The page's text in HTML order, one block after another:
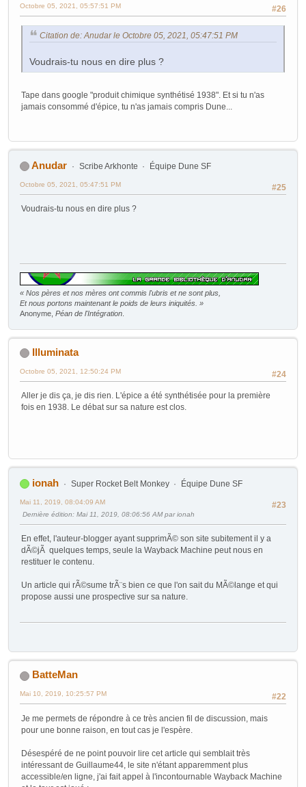
#26
Octobre 05, 2021, 05:57:51 PM
Citation de: Anudar le Octobre 05, 2021, 05:47:51 PM
Voudrais-tu nous en dire plus ?
Tape dans google "produit chimique synthétisé 1938". Et si tu n'as
jamais consommé d'épice, tu n'as jamais compris Dune...
Anudar Scribe Arkhonte Équipe Dune SF
#25
Octobre 05, 2021, 05:47:51 PM
Voudrais-tu nous en dire plus ?
« Nos pères et nos mères ont commis l'ubris et ne sont plus,
Et nous portons maintenant le poids de leurs iniquités. »
Anonyme, Péan de l'Intégration
Illuminata
#24
Octobre 05, 2021, 12:50:24 PM
Aller je dis ça, je dis rien. L'épice a été synthétisée pour la première
fois en 1938. Le débat sur sa nature est clos.
ionah Super Rocket Belt Monkey Équipe Dune SF
#23
Mai 11, 2019, 08:04:09 AM
Dernière édition: Mai 11, 2019, 08:06:56 AM par ionah
En effet, l'auteur-blogger ayant supprimÃ© son site subitement il y a
dÃ©jÃ quelques temps, seule la Wayback Machine peut nous en
restituer le contenu.
Un article qui rÃ©sume trÃ¨s bien ce que l'on sait du MÃ©lange et qui
propose aussi une prospective sur sa nature.
BatteMan
#22
Mai 10, 2019, 10:25:57 PM
Je me permets de répondre à ce très ancien fil de discussion, mais
pour une bonne raison, en tout cas je l'espère.
Désespéré de ne point pouvoir lire cet article qui semblait très
intéressant de Guillaume44, le site n'étant apparemment plus
accessible/en ligne, j'ai fait appel à l'incontournable Wayback Machine